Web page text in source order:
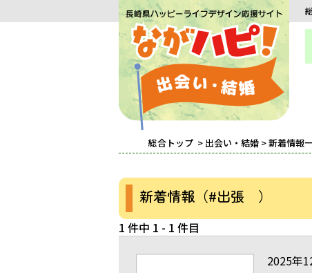
総合トップ > 出会い・結婚 > 新着情報
新着情報（#出張 ）
1 件中 1 - 1 件目
2025年